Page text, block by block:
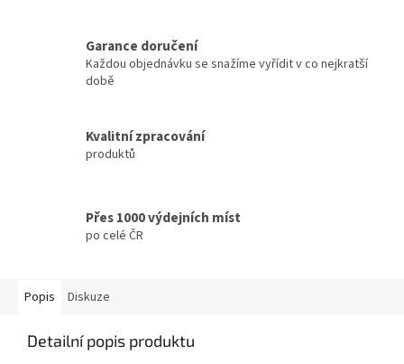
Garance doručení
Každou objednávku se snažíme vyřídit v co nejkratší
době
Kvalitní zpracování
produktů
Přes 1000 výdejních míst
po celé ČR
Popis Diskuze
Detailní popis produktu